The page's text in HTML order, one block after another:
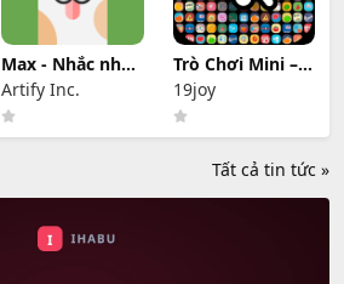
Max - Nhắc nhở
Thuốc
Artify Inc.
Trò Chơi Mini –
Ngoại Tuyến
19joy
Tất cả tin tức »